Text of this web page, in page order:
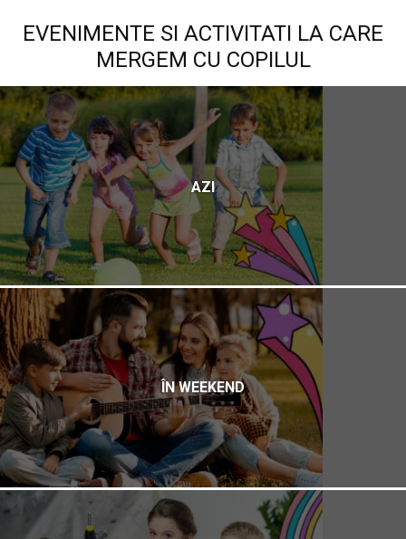
EVENIMENTE SI ACTIVITATI LA CARE
MERGEM CU COPILUL
AZI
ÎN WEEKEND